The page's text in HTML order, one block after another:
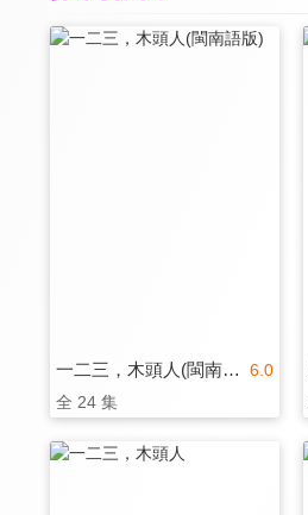
6.0
一二三，木頭人(閩南語版)
全 24 集